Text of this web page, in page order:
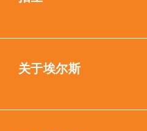
关于埃尔斯